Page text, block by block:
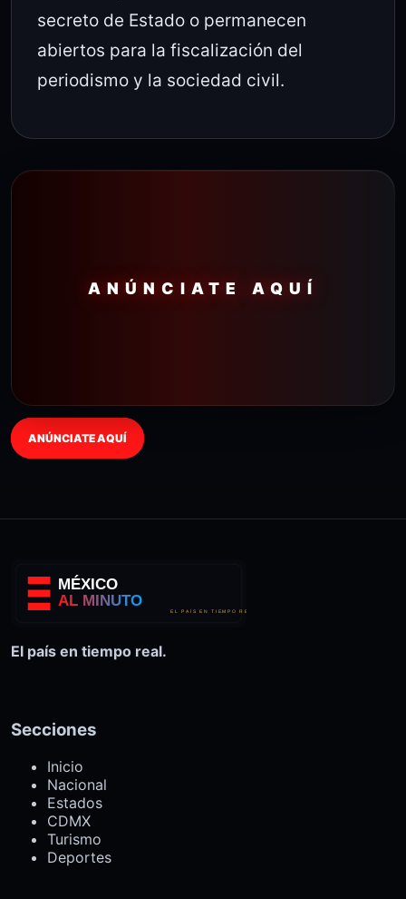
secreto de Estado o permanecen
abiertos para la fiscalización del
periodismo y la sociedad civil.
ANÚNCIATE AQUÍ
ANÚNCIATE AQUÍ
El país en tiempo real.
Secciones
Inicio
Nacional
Estados
CDMX
Turismo
Deportes